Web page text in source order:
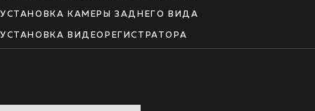
УСТАНОВКА КАМЕРЫ ЗАДНЕГО ВИДА
УСТАНОВКА ВИДЕОРЕГИСТРАТОРА